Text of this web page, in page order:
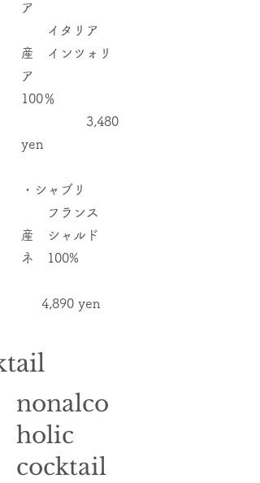
ア
イタリア
産 インツォリ
ア
100％
3,480
yen
・シャブリ
フランス
産 シャルド
ネ 100%
4,890 yen
nonalco
holic
​cocktail